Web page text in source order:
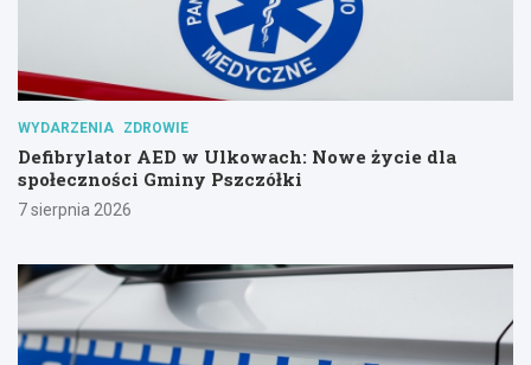
WYDARZENIA ZDROWIE
Defibrylator AED w Ulkowach: Nowe życie dla
społeczności Gminy Pszczółki
7 sierpnia 2026